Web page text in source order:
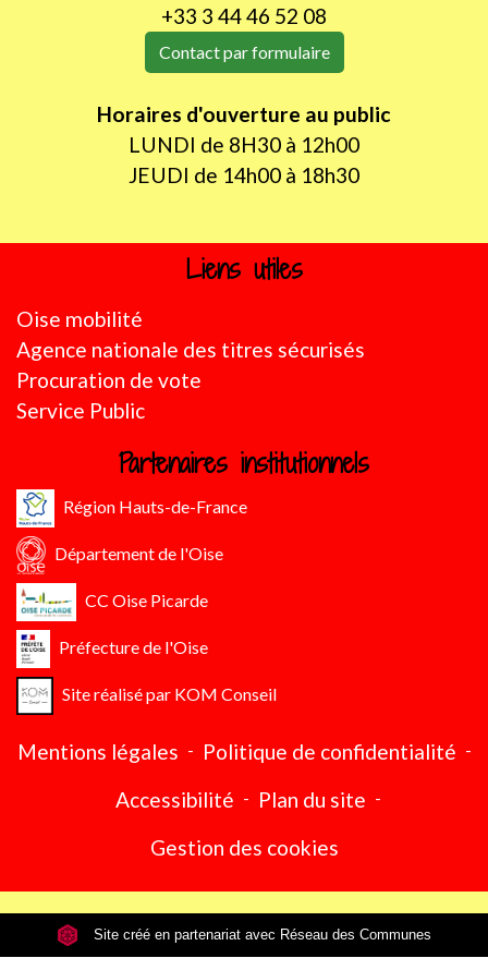
+33 3 44 46 52 08
Contact par formulaire
Horaires d'ouverture au public
LUNDI de 8H30 à 12h00
JEUDI de 14h00 à 18h30
Liens utiles
Oise mobilité
Agence nationale des titres sécurisés
Procuration de vote
Service Public
Partenaires institutionnels
Région Hauts-de-France
Département de l'Oise
CC Oise Picarde
Préfecture de l'Oise
Site réalisé par KOM Conseil
Mentions légales - Politique de confidentialité -
Accessibilité - Plan du site -
Gestion des cookies
Site créé en partenariat avec Réseau des Communes